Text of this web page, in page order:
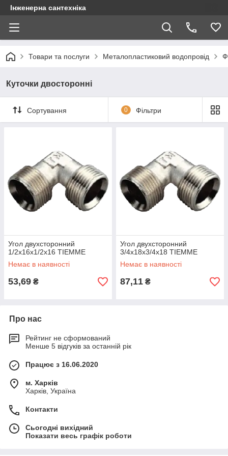
Інженерна сантехніка
Товари та послуги Металопластиковий водопровід
Куточки двосторонні
Сортування 0 Фільтри
Угол двухсторонний
1/2х16х1/2х16 TIEMME
Немає в наявності
53,69 ₴
Угол двухсторонний
3/4х18х3/4х18 TIEMME
Немає в наявності
87,11 ₴
Про нас
Рейтинг не сформований
Менше 5 відгуків за останній рік
Працює з 16.06.2020
м. Харків
Харків, Україна
Контакти
Сьогодні вихідний
Показати весь графік роботи